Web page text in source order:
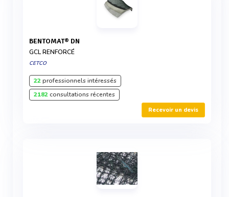
BENTOMAT® DN
GCL RENFORCÉ
CETCO
22professionnels intéressés
2182consultations récentes
Recevoir un devis